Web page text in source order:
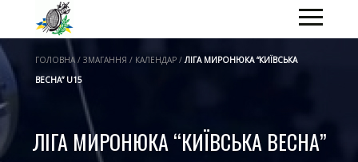
ГОЛОВНА / ЗМАГАННЯ / КАЛЕНДАР /ЛІГА МИРОНЮКА “КИЇВСЬКА
ВЕСНА” U15
ЛІГА МИРОНЮКА “КИЇВСЬКА ВЕСНА”